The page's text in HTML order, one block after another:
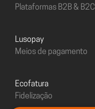
Plataformas B2B & B2C
Lusopay
Meios de pagamento
Ecofatura
Fidelização